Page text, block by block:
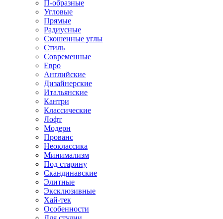
П-образные
Угловые
Прямые
Радиусные
Скошенные углы
Стиль
Современные
Евро
Английские
Дизайнерские
Итальянские
Кантри
Классические
Лофт
Модерн
Прованс
Неоклассика
Минимализм
Под старину
Скандинавские
Элитные
Эксклюзивные
Хай-тек
Особенности